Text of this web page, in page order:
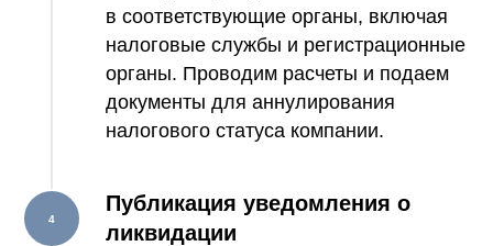
в соответствующие органы, включая
налоговые службы и регистрационные
органы. Проводим расчеты и подаем
документы для аннулирования
налогового статуса компании.
Публикация уведомления о
ликвидации